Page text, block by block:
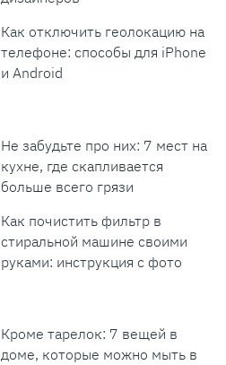
Как отключить геолокацию на
телефоне: способы для iPhone
и Android
Не забудьте про них: 7 мест на
кухне, где скапливается
больше всего грязи
Как почистить фильтр в
стиральной машине своими
руками: инструкция с фото
Кроме тарелок: 7 вещей в
доме, которые можно мыть в